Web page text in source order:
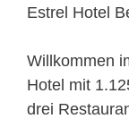
Estrel Hotel
Willkommen
Hotel mit
drei